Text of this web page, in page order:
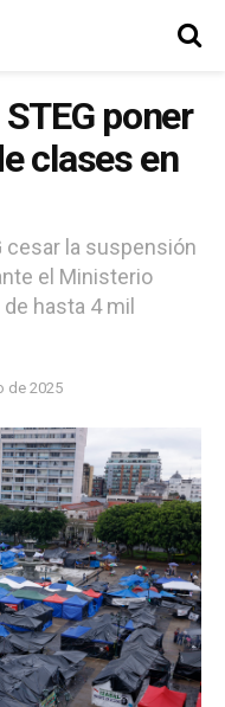
poner
clases en
cesar la suspensión
el Ministerio
hasta 4 mil
de 2025